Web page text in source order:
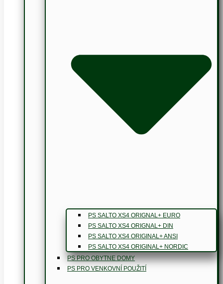
PS SALTO XS4 ORIGNAL+ EURO
PS SALTO XS4 ORIGNAL+ DIN
PS SALTO XS4 ORIGINAL+ ANSI
PS SALTO XS4 ORIGINAL+ NORDIC
PS PRO OBYTNE DOMY
PS PRO VENKOVNÍ POUŽITÍ